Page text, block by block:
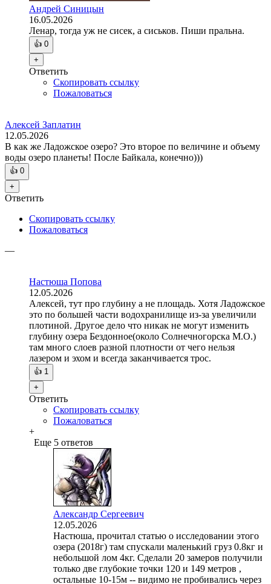
Андрей Синицын
16.05.2026
Ленар, тогда уж не сисек, а сиськов. Пиши пральна.
👍 0
+
Ответить
Скопировать ссылку
Пожаловаться
Алексей Заплатин
12.05.2026
В как же Ладожское озеро? Это второе по величине и объему
воды озеро планеты! После Байкала, конечно)))
👍 0
+
Ответить
Скопировать ссылку
Пожаловаться
—
Настюша Попова
12.05.2026
Алексей, тут про глубину а не площадь. Хотя Ладожское
это по большей части водохранилище из-за увеличили
плотиной. Другое дело что никак не могут изменить
глубину озера Бездонное(около Солнечногорска М.О.)
там много слоев разной плотности от чего нельзя
лазером и эхом и всегда заканчивается трос.
👍 1
+
Ответить
Скопировать ссылку
Пожаловаться
+
Еще 5 ответов
Александр Сергеевич
12.05.2026
Настюша, прочитал статью о исследовании этого
озера (2018г) там спускали маленький груз 0.8кг и
небольшой лом 4кг. Сделали 20 замеров получили
только две глубокие точки 120 и 149 метров ,
остальные 10-15м -- видимо не пробивались через